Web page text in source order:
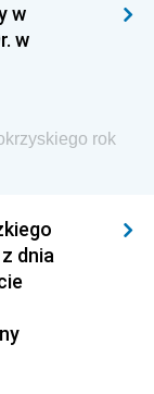
i Gospodarki
w
w
rok
dnia